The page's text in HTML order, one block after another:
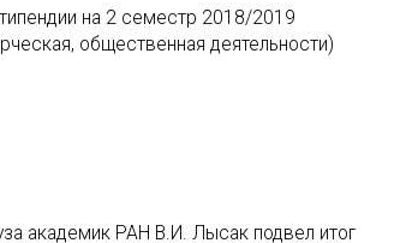
на 2 семестр 2018/2019
общественная деятельности)
академик РАН В.И. Лысак подвел итог